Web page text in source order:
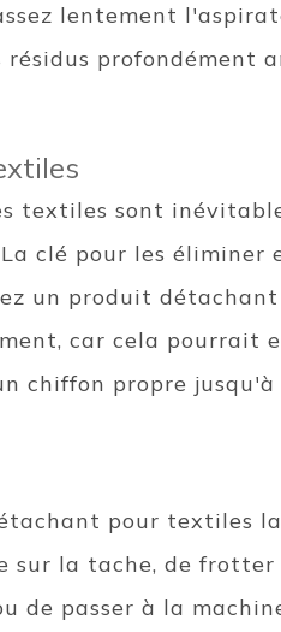
lentement
profondément
textiles sont
clé pour les
un produit
car cela pourrait
chiffon propre
pour textiles
la tache, de frotter
de passer à la